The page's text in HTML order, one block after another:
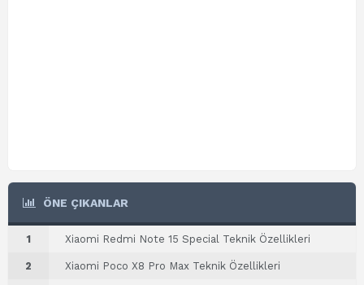
ÖNE ÇIKANLAR
1 Xiaomi Redmi Note 15 Special Teknik Özellikleri
2 Xiaomi Poco X8 Pro Max Teknik Özellikleri